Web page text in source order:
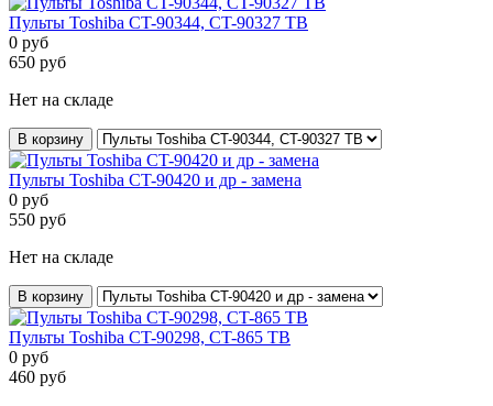
Пульты Toshiba CT-90344, CT-90327 ТВ
0 руб
650 руб
Нет на складе
В корзину
Пульты Toshiba CT-90420 и др - замена
0 руб
550 руб
Нет на складе
В корзину
Пульты Toshiba CT-90298, CT-865 ТВ
0 руб
460 руб